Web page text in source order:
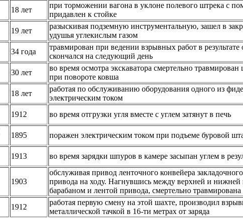
18 лет
при торможении вагона в уклоне полевого штрека с
придавлен к стойке
19 лет
разыскивая подземную инструментальную, зашел в
удушья углекислым газом
34 года
травмирован при ведении взрывных работ в
скончался на следующий день
30 лет
во время осмотра экскаватора смертельно
при повороте ковша
18 лет
работая по обслуживанию оборудования одного из
электрическим током
1912 во время отгрузки угля вместе с углем затянут в печь
1895 поражен электрическим током при подъеме буровой
1913 во время зарядки шпуров в камере засыпан углем в
1903
обслуживая привод ленточного конвейера
привода на ходу. Нагнувшись между верхней и нижней
барабаном и лентой привода, смертельно травмирована
1912
работая первую смену на этой шахте, производил
металлической тачкой в 16-ти метрах от заряда